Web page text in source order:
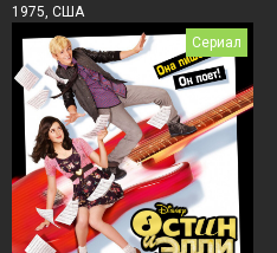
1975, США
Сериал